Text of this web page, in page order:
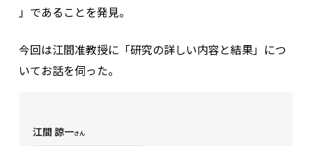
」であることを発見。
今回は江間准教授に「研究の詳しい内容と結果」につ
いてお話を伺った。
江間 諒一さん